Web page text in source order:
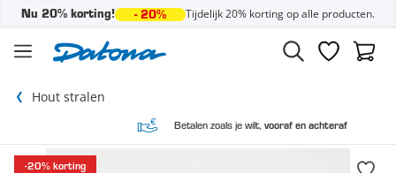
Nu 20% korting! - 20% Tijdelijk 20% korting op alle producten.
Verlanglijst
Hout stralen
Betalen zoals je wilt,vooraf en achteraf
-20% korting